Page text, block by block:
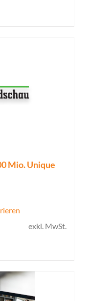
Mio. Unique
exkl. MwSt.